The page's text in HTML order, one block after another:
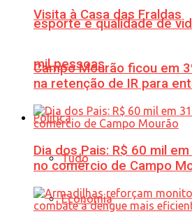
esporte e qualidade de
mil pessoas
Política
Tudo
Economia
Visita à Casa das Fraldas
Campo Mourão ficou em
na retenção de IR para
Dia dos Pais: R$ 60 mil
no comércio de Campo